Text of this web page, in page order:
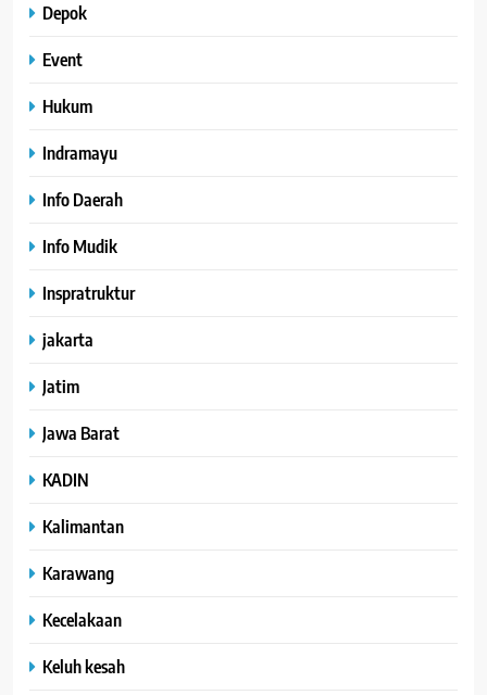
Depok
Event
Hukum
Indramayu
Info Daerah
Info Mudik
Inspratruktur
jakarta
Jatim
Jawa Barat
KADIN
Kalimantan
Karawang
Kecelakaan
Keluh kesah